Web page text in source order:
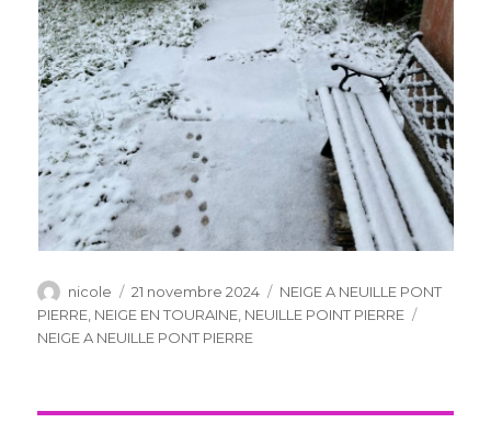
Auteur
nicole
Publié
le
21 novembre 2024 Catégories
NEIGE A NEUILLE PONT
PIERRE, NEIGE EN TOURAINE, NEUILLE POINT PIERRE
NEIGE A NEUILLE PONT PIERRE